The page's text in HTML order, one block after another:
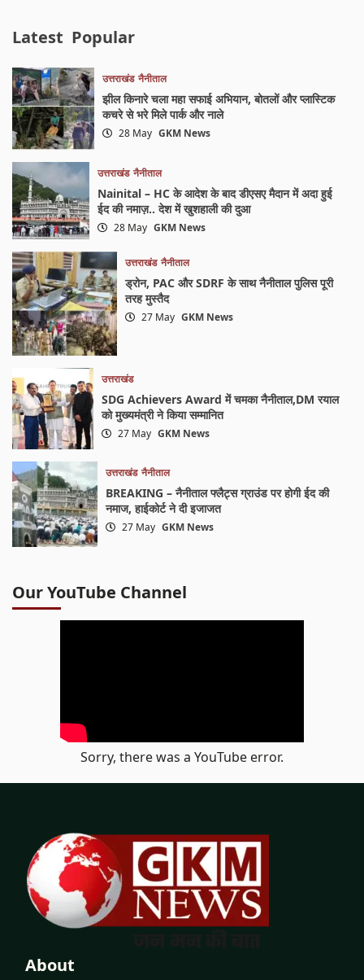
Latest Popular
उत्तराखंड नैनीताल
झील किनारे चला महा सफाई अभियान, बोतलों और प्लास्टिक
कचरे से भरे मिले पार्क और नाले
28 May GKM News
उत्तराखंड नैनीताल
Nainital – HC के आदेश के बाद डीएसए मैदान में अदा हुई
ईद की नमाज़.. देश में खुशहाली की दुआ
28 May GKM News
उत्तराखंड नैनीताल
ड्रोन, PAC और SDRF के साथ नैनीताल पुलिस पूरी
तरह मुस्तैद
27 May GKM News
उत्तराखंड
SDG Achievers Award में चमका नैनीताल,DM रयाल
को मुख्यमंत्री ने किया सम्मानित
27 May GKM News
उत्तराखंड नैनीताल
BREAKING – नैनीताल फ्लैट्स ग्राउंड पर होगी ईद की
नमाज, हाईकोर्ट ने दी इजाजत
27 May GKM News
Our YouTube Channel
Sorry, there was a YouTube error.
About